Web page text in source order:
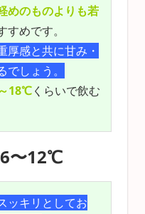
めのものよりも若
すめです。
厚感と共に甘み・
しょう。
18℃くらいで飲む
〜12℃
ッキリとしてお